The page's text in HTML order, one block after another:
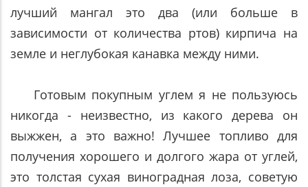
лучший мангал это два (или больше в
зависимости от количества ртов) кирпича на
земле и неглубокая канавка между ними.
Готовым покупным углем я не пользуюсь
никогда - неизвестно, из какого дерева он
выжжен, а это важно! Лучшее топливо для
получения хорошего и долгого жара от углей,
это толстая сухая виноградная лоза, советую